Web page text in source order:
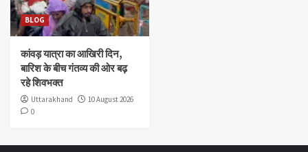
BLOG
कांवड़ यात्रा का आखिरी दिन,
बारिश के बीच गंतव्य की ओर बढ़
रहे शिवभक्त
Uttarakhand
10 August 2026
0